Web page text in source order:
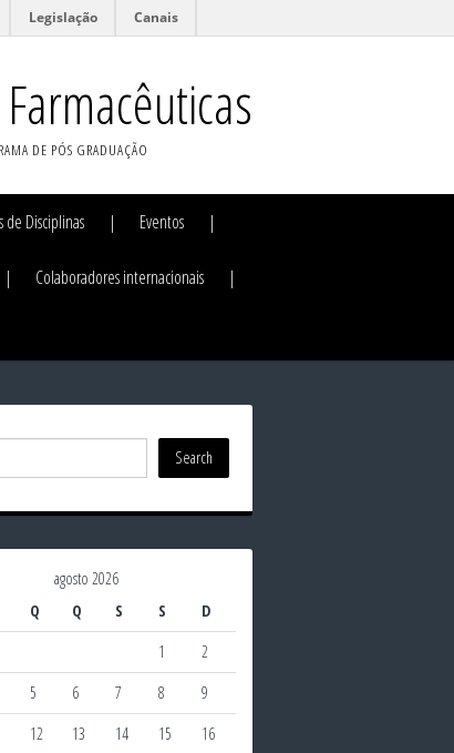
Legislação Canais
DE PÓS GRADUAÇÃO
de Disciplinas Eventos
Colaboradores internacionais
agosto 2026
Q Q S S
D
1
2
5 6 7 8
9
12 13 14 15
16